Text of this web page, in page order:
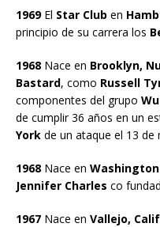
1969El Star Club en
principio de su carrera los
1968 Nace en Brooklyn,
Bastard, como Russell
componentes del grupo
de cumplir 36 años en un
York de un ataque el 13 de
1968 Nace en Washington
Jennifer Charles co
1967 Nace en Vallejo,